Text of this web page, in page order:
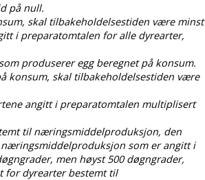
på null.
skal tilbakeholdelsestiden være minst
i preparatomtalen for alle dyrearter,
produserer egg beregnet på konsum.
konsum, skal tilbakeholdelsestiden være
angitt i preparatomtalen multiplisert
til næringsmiddelproduksjon, den
som er angitt i
men høyst 500 døgngrader,
for dyrearter bestemt til